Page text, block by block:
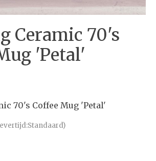
Ceramic 70's
'Petal'
70's Coffee Mug 'Petal'